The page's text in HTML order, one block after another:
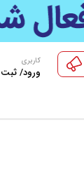
کاربری
ورود/ ثبت